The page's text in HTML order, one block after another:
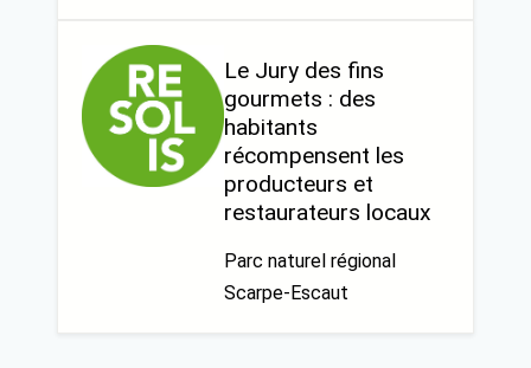
Le Jury des fins
gourmets : des
habitants
récompensent les
producteurs et
restaurateurs locaux
Parc naturel régional
Scarpe-Escaut